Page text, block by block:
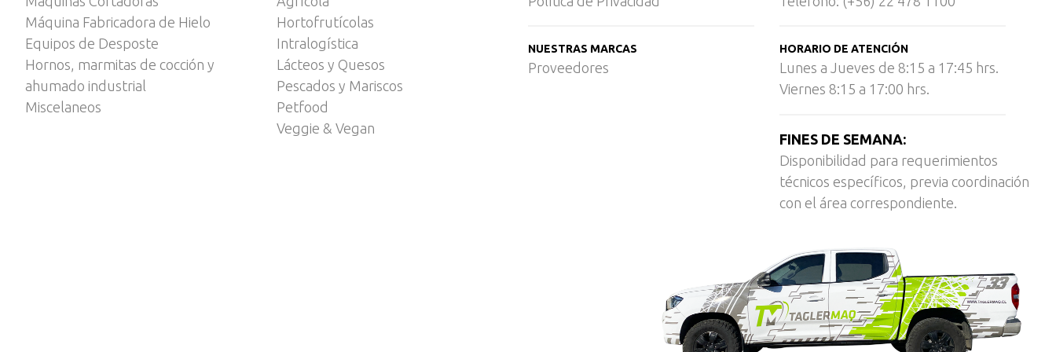
Máquina Fabricadora de Hielo
Equipos de Desposte
Hornos, marmitas de cocción y
ahumado industrial
Miscelaneos
Hortofrutícolas
Intralogística
Lácteos y Quesos
Pescados y Mariscos
Petfood
Veggie & Vegan
NUESTRAS MARCAS
Proveedores
HORARIO DE ATENCIÓN
Lunes a Jueves de 8:15 a 17:45 hrs.
Viernes 8:15 a 17:00 hrs.
FINES DE SEMANA:
Disponibilidad para requerimientos
técnicos específicos, previa coordinación
con el área correspondiente.